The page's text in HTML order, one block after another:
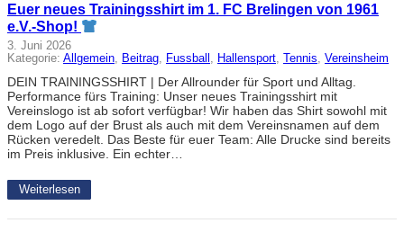
Euer neues Trainingsshirt im 1. FC Brelingen von 1961
e.V.-Shop!
3. Juni 2026
Kategorie: Allgemein, Beitrag, Fussball , Hallensport, Tennis, Vereinsheim
DEIN TRAININGSSHIRT | Der Allrounder für Sport und Alltag.
Performance fürs Training: Unser neues Trainingsshirt mit
Vereinslogo ist ab sofort verfügbar! Wir haben das Shirt sowohl mit
dem Logo auf der Brust als auch mit dem Vereinsnamen auf dem
Rücken veredelt. Das Beste für euer Team: Alle Drucke sind bereits
im Preis inklusive. Ein echter…
Weiterlesen